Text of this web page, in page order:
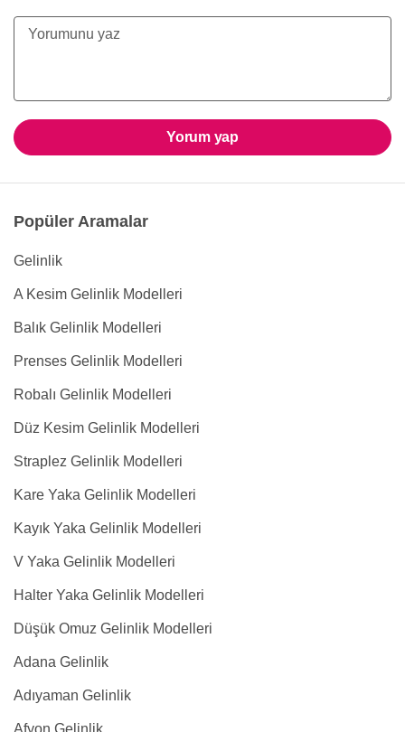
Yorum yap
Popüler Aramalar
Gelinlik
A Kesim Gelinlik Modelleri
Balık Gelinlik Modelleri
Prenses Gelinlik Modelleri
Robalı Gelinlik Modelleri
Düz Kesim Gelinlik Modelleri
Straplez Gelinlik Modelleri
Kare Yaka Gelinlik Modelleri
Kayık Yaka Gelinlik Modelleri
V Yaka Gelinlik Modelleri
Halter Yaka Gelinlik Modelleri
Düşük Omuz Gelinlik Modelleri
Adana Gelinlik
Adıyaman Gelinlik